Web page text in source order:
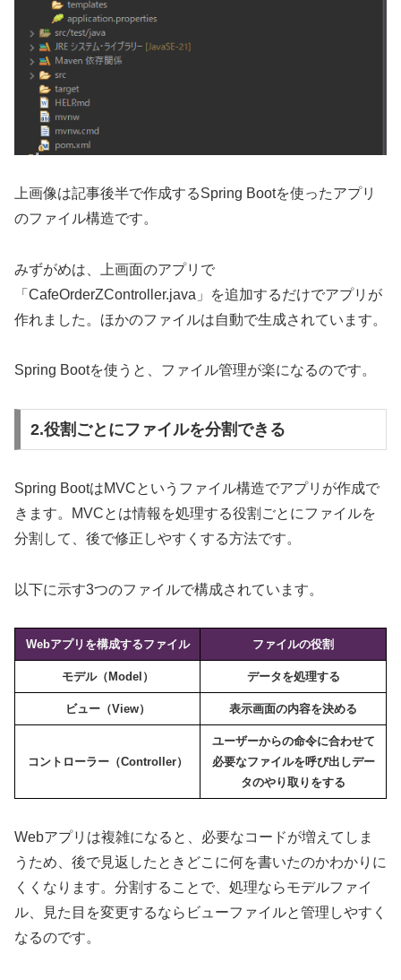
上画像は記事後半で作成するSpring Bootを使ったアプリ
のファイル構造です。
みずがめは、上画面のアプリで
「CafeOrderZController.java」を追加するだけでアプリが
作れました。ほかのファイルは自動で生成されています。
Spring Bootを使うと、ファイル管理が楽になるのです。
2.役割ごとにファイルを分割できる
Spring BootはMVCというファイル構造でアプリが作成で
きます。MVCとは情報を処理する役割ごとにファイルを
分割して、後で修正しやすくする方法です。
以下に示す3つのファイルで構成されています。
Webアプリを構成するファイル ファイルの役割
モデル（Model） データを処理する
ビュー（View） 表示画面の内容を決める
コントローラー（Controller）
ユーザーからの命令に合わせて
必要なファイルを呼び出しデー
タのやり取りをする
Webアプリは複雑になると、必要なコードが増えてしま
うため、後で見返したときどこに何を書いたのかわかりに
くくなります。分割することで、処理ならモデルファイ
ル、見た目を変更するならビューファイルと管理しやすく
なるのです。